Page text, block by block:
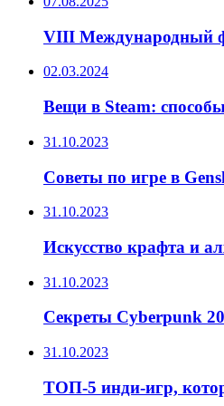
VIII Международный
02.03.2024
Вещи в Steam:
31.10.2023
Советы по игре в
31.10.2023
Искусство крафта и
31.10.2023
Секреты Cyberpunk
31.10.2023
ТОП-5 инди-игр,